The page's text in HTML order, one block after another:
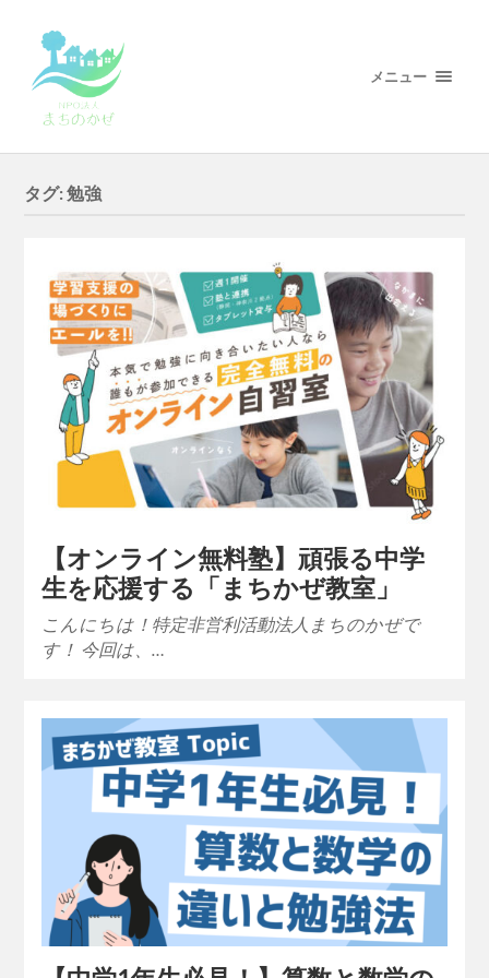
メニュー
タグ:勉強
【オンライン無料塾】頑張る中学
生を応援する「まちかぜ教室」
こんにちは！特定非営利活動法人まちのかぜで
す！ 今回は、…